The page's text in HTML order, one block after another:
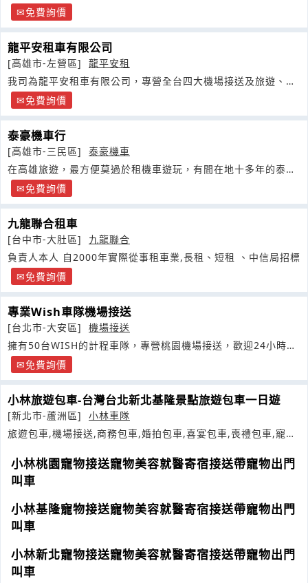
旅遊包車
免費詢價
龍平安租車有限公司
[高雄市-左營區]
龍平安租
我司為龍平安租車有限公司，專營全台四大機場接送及旅遊、商
務包車服務
免費詢價
泰豪機車行
[高雄市-三民區]
泰豪機車
在高雄旅遊，最方便莫過於租機車遊玩，有間在地十多年的泰豪
租車行免費詢價
九龍聯合租車
[台中市-大肚區]
九龍聯合
負責人本人 自2000年實際從事租車業,長租、短租 、中信局招標
免費詢價
專業Wish車隊機場接送
[台北市-大安區]
機場接送
擁有50台WISH的計程車隊，專營桃園機場接送，歡迎24小時來
電預約洽詢
免費詢價
小林旅遊包車-台灣台北新北基隆景點旅遊包車一日遊
[新北市-蘆洲區]
小林車隊
旅遊包車,機場接送,商務包車,婚拍包車,喜宴包車,喪禮包車,寵物
小林桃園寵物接送寵物美容就醫寄宿接送帶寵物出門
叫車
小林基隆寵物接送寵物美容就醫寄宿接送帶寵物出門
叫車
小林新北寵物接送寵物美容就醫寄宿接送帶寵物出門
叫車